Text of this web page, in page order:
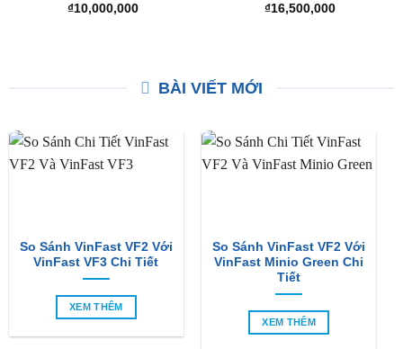
₫10,000,000
₫16,500,000
BÀI VIẾT MỚI
So Sánh VinFast VF2 Với
VinFast VF3 Chi Tiết
XEM THÊM
So Sánh VinFast VF2 Với
VinFast Minio Green Chi
Tiết
XEM THÊM